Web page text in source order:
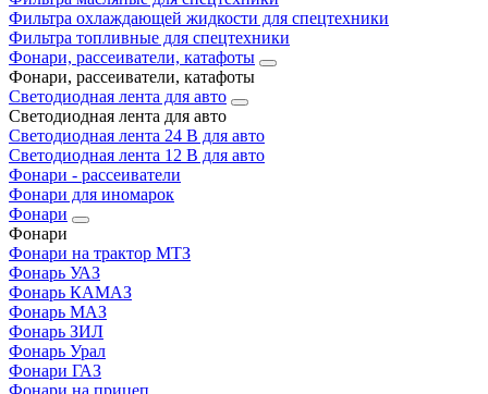
Фильтра охлаждающей жидкости для спецтехники
Фильтра топливные для спецтехники
Фонари, рассеиватели, катафоты
Фонари, рассеиватели, катафоты
Светодиодная лента для авто
Светодиодная лента для авто
Светодиодная лента 24 В для авто
Светодиодная лента 12 В для авто
Фонари - рассеиватели
Фонари для иномарок
Фонари
Фонари
Фонари на трактор МТЗ
Фонарь УАЗ
Фонарь КАМАЗ
Фонарь МАЗ
Фонарь ЗИЛ
Фонарь Урал
Фонари ГАЗ